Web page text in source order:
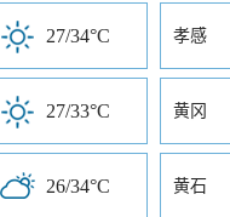
27/34°C 孝感
27/33°C 黄冈
26/34°C 黄石